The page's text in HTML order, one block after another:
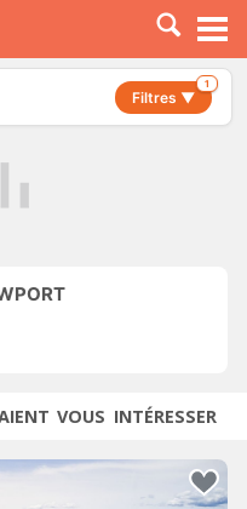
Filtres ▼
1
VOUS INTÉRESSER